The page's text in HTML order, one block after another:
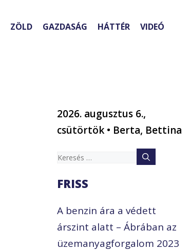
ZÖLD GAZDASÁG HÁTTÉR VIDEÓ
2026. augusztus 6.,
csütörtök • Berta, Bettina
Keresés:
FRISS
A benzin ára a védett
árszint alatt – Ábrában az
üzemanyagforgalom 2023